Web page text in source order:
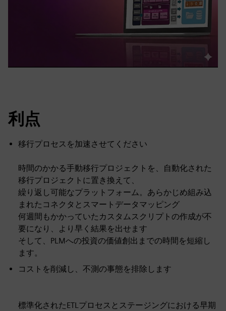
利点
移行プロセスを加速させてください
時間のかかる手動移行プロジェクトを、自動化された
移行プロジェクトに置き換えて、
繰り返し可能なプラットフォーム。あらかじめ組み込
まれたコネクタとスマートデータマッピング
何週間もかかっていたカスタムスクリプトの作成が不
要になり、より早く結果を出せます
そして、PLMへの投資の価値創出までの時間を短縮し
ます。
コストを削減し、不測の事態を排除します
標準化されたETLプロセスとステージングにおける早期